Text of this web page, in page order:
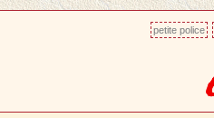
petite police